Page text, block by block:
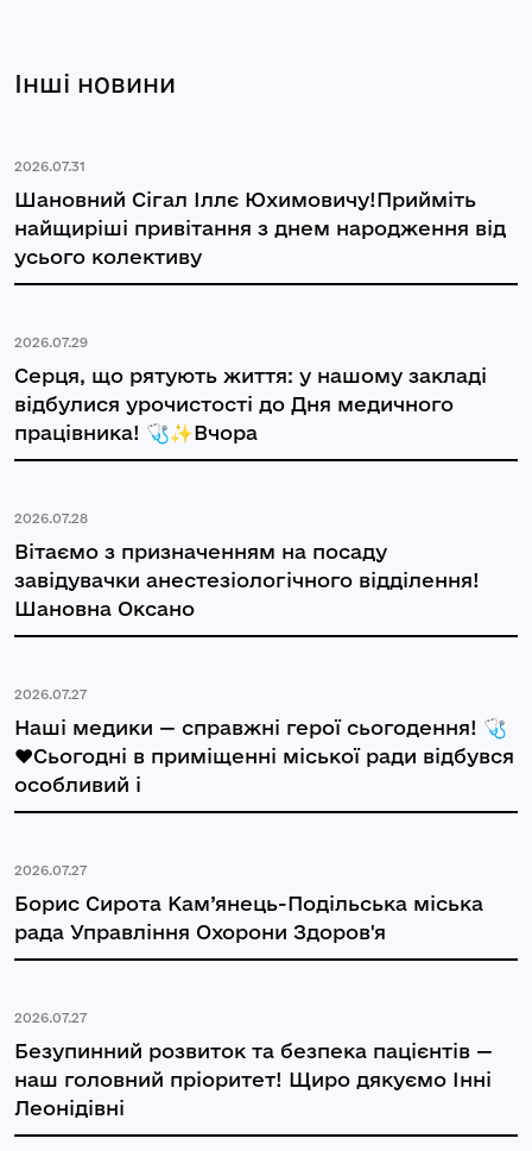
Інші новини
2026.07.31
Шановний Сігал Іллє Юхимовичу!Прийміть
найщиріші привітання з днем народження від
усього колективу
2026.07.29
Серця, що рятують життя: у нашому закладі
відбулися урочистості до Дня медичного
працівника! 🩺✨Вчора
2026.07.28
Вітаємо з призначенням на посаду
завідувачки анестезіологічного відділення!
Шановна Оксано
2026.07.27
Наші медики — справжні герої сьогодення! 🩺
❤️Сьогодні в приміщенні міської ради відбувся
особливий і
2026.07.27
Борис Сирота Кам’янець-Подільська міська
рада Управління Охорони Здоров'я
2026.07.27
Безупинний розвиток та безпека пацієнтів —
наш головний пріоритет! Щиро дякуємо Інні
Леонідівні